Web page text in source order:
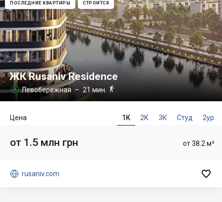
ПОСЛЕДНИЕ КВАРТИРЫ СТРОИТСЯ
ЖК Rusaniv Residence
 Левобережная – 21 мин. 
1К 2К 3К Студ 2ур
Цена
от 38.2 м²
от 1.5 млн грн
 rusaniv.com 